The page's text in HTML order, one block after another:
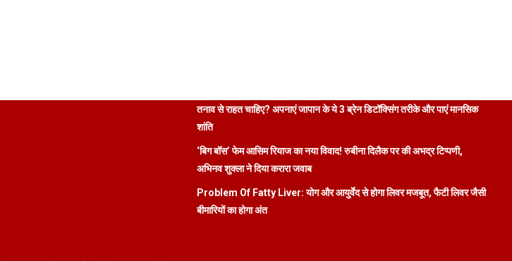
तनाव से राहत चाहिए? अपनाएं जापान के ये 3 ब्रेन डिटॉक्सिंग तरीके और पाएं मानसिक
शांति
‘बिग बॉस’ फेम आसिम रियाज का नया विवाद! रुबीना दिलैक पर की अभद्र टिप्पणी,
अभिनव शुक्ला ने दिया करारा जवाब
Problem Of Fatty Liver: योग और आयुर्वेद से होगा लिवर मजबूत, फैटी लिवर जैसी
बीमारियों का होगा अंत